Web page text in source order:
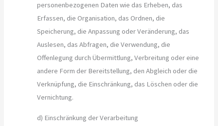
personenbezogenen Daten wie das Erheben, das
Erfassen, die Organisation, das Ordnen, die
Speicherung, die Anpassung oder Veränderung, das
Auslesen, das Abfragen, die Verwendung, die
Offenlegung durch Übermittlung, Verbreitung oder eine
andere Form der Bereitstellung, den Abgleich oder die
Verknüpfung, die Einschränkung, das Löschen oder die
Vernichtung.
d) Einschränkung der Verarbeitung